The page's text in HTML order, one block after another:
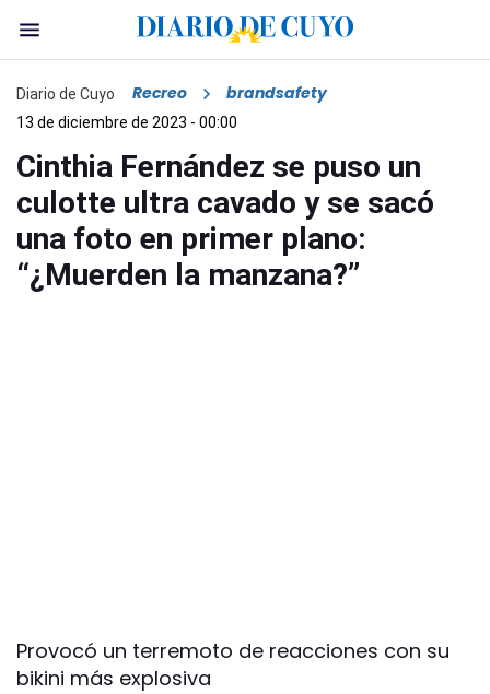
Diario de Cuyo Recreo brandsafety
13 de diciembre de 2023 - 00:00
Cinthia Fernández se puso un
culotte ultra cavado y se sacó
una foto en primer plano:
“¿Muerden la manzana?”
Provocó un terremoto de reacciones con su
bikini más explosiva